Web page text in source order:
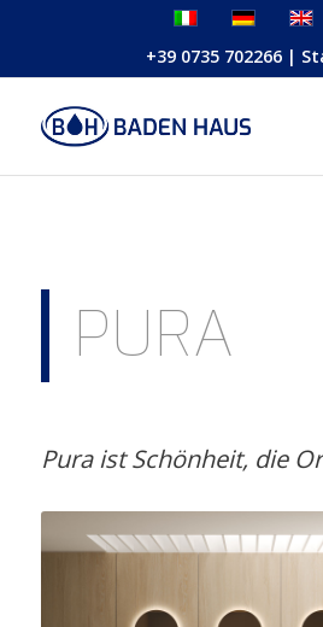
+39 0735 702266 |
PURA
Pura ist Schönheit, die